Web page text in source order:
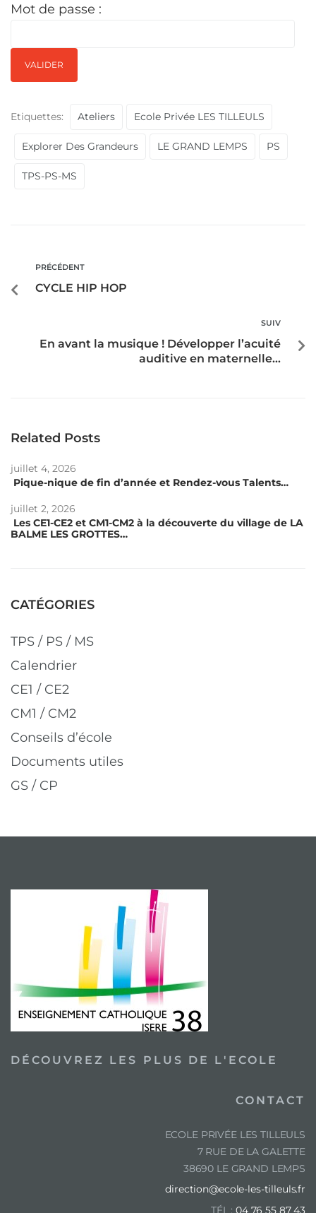
Mot de passe :
Etiquettes: Ateliers Ecole Privée LES TILLEULS
Explorer Des Grandeurs LE GRAND LEMPS PS
TPS-PS-MS
PRÉCÉDENT
CYCLE HIP HOP
SUIV
En avant la musique ! Développer l’acuité
auditive en maternelle…
Related Posts
juillet 4, 2026
Pique-nique de fin d’année et Rendez-vous Talents…
juillet 2, 2026
Les CE1-CE2 et CM1-CM2 à la découverte du village de LA
BALME LES GROTTES…
CATÉGORIES
TPS / PS / MS
Calendrier
CE1 / CE2
CM1 / CM2
Conseils d’école
Documents utiles
GS / CP
DÉCOUVREZ LES PLUS DE L'ECOLE
CONTACT
ECOLE PRIVÉE LES TILLEULS
7 RUE DE LA GALETTE
38690 LE GRAND LEMPS
direction@ecole-les-tilleuls.fr
TÉL : 04 76 55 87 43